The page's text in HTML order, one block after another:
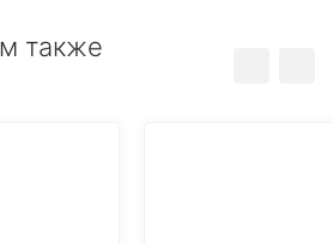
также